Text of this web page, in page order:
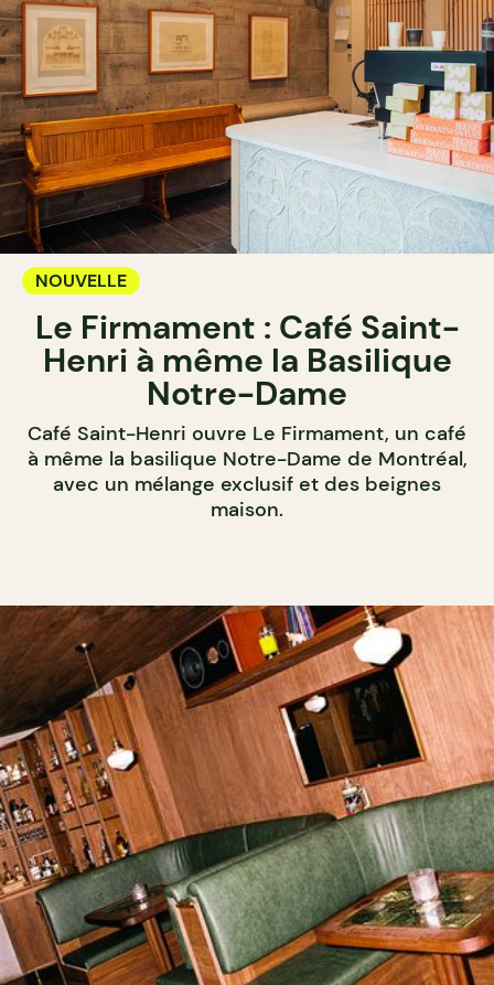
NOUVELLE
Le Firmament : Café Saint-
Henri à même la Basilique
Notre-Dame
Café Saint-Henri ouvre Le Firmament, un café
à même la basilique Notre-Dame de Montréal,
avec un mélange exclusif et des beignes
maison.